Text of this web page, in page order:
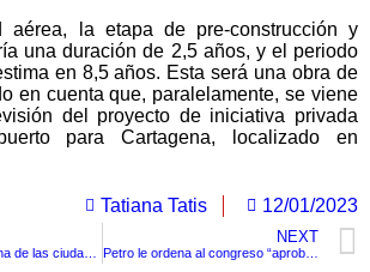
aérea, la etapa de pre-construcción y
una duración de 2,5 años, y el periodo
en 8,5 años. Esta será una obra de
en cuenta que, paralelamente, se viene
del proyecto de iniciativa privada
para Cartagena, localizado en
Tatiana Tatis 12/01/2023
NEXT
Petro le ordena al congreso “aprobar la ley para suspender espectáculo con maltrato animal”.